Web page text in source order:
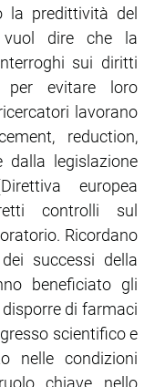
la predittività del
vuol dire che la
sui diritti
evitare loro
lavorano
reduction,
dalla legislazione
europea
controlli sul
Ricordano
successi della
beneficiato gli
di farmaci
scientifico e
nelle condizioni
chiave nello